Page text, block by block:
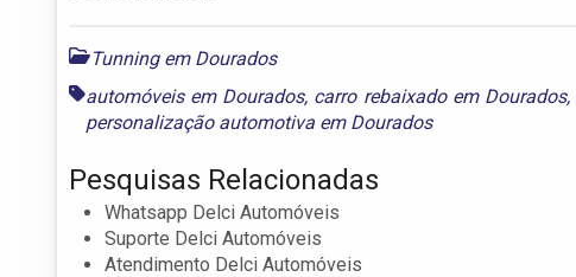
Tunning em Dourados
automóveis em Dourados, carro rebaixado em Dourados,
personalização automotiva em Dourados
Pesquisas Relacionadas
Whatsapp Delci Automóveis
Suporte Delci Automóveis
Atendimento Delci Automóveis